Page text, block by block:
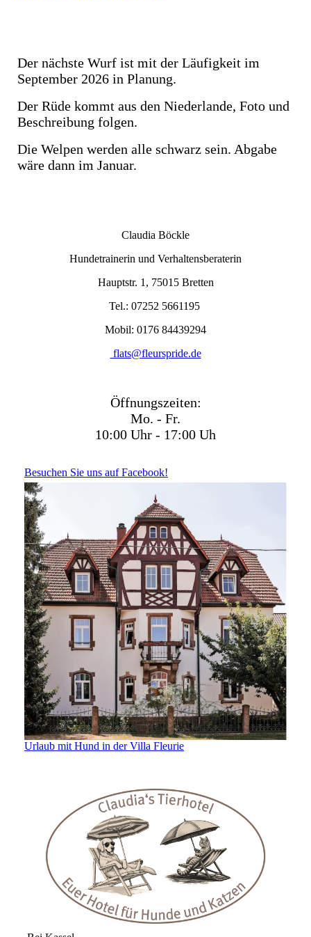
Der nächste Wurf ist mit der Läufigkeit im
September 2026 in Planung.
Der Rüde kommt aus den Niederlande, Foto und
Beschreibung folgen.
Die Welpen werden alle schwarz sein. Abgabe
wäre dann im Januar.
Claudia Böckle
Hundetrainerin und Verhaltensberaterin
Hauptstr. 1 , 75015Bretten
Tel.: 07252 5661195
Mobil: 0176 84439294
flats@fleurspride.de
Öffnungszeiten:
Mo. - Fr.
10:00 Uhr - 17:00 Uh
Besuchen Sie uns auf Facebook!
Urlaub mit Hund in der Villa Fleurie